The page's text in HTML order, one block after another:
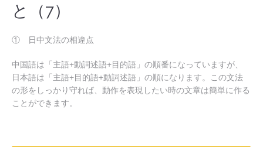
と（7）
① 日中文法の相違点
中国語は「主語+動詞述語+目的語」の順番になっていますが、
日本語は「主語+目的語+動詞述語」の順になります。この文法
の形をしっかり守れば、動作を表現したい時の文章は簡単に作る
ことができます。